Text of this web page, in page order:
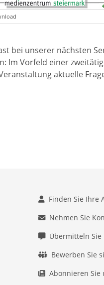
bei unserer nächsten
Vorfeld einer
aktuelle
Finden Sie Ihre
Nehmen Sie
Übermitteln Sie
Bewerben Sie
Abonnieren Sie